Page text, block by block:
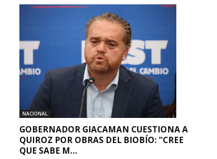
NACIONAL
GOBERNADOR GIACAMAN CUESTIONA A
QUIROZ POR OBRAS DEL BIOBÍO: “CREE
QUE SABE M...